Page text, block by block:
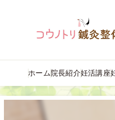
ホーム院長紹介妊活講座